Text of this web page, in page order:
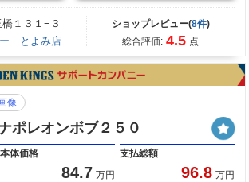
１３１−３
ー とよみ店
ショップレビュー(8件)
総合評価: 4.5 点
像
ポレオンボブ２５０
本体価格
84.7 万円
支払総額
96.8 万円